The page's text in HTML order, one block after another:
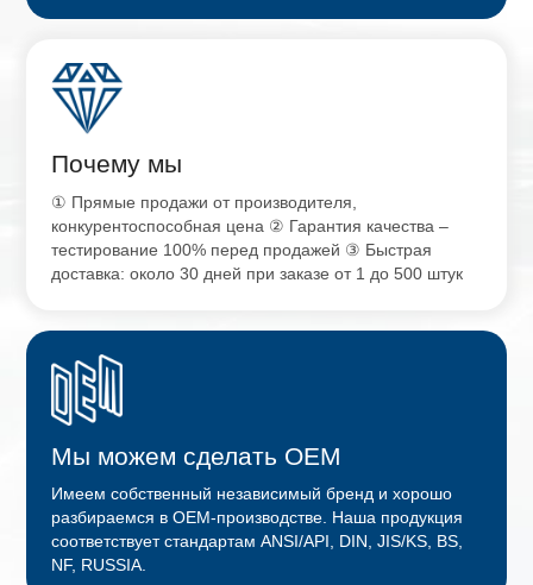
Почему мы
① Прямые продажи от производителя,
конкурентоспособная цена ② Гарантия качества –
тестирование 100% перед продажей ③ Быстрая
доставка: около 30 дней при заказе от 1 до 500 штук
Мы можем сделать OEM
Имеем собственный независимый бренд и хорошо
разбираемся в OEM-производстве. Наша продукция
соответствует стандартам ANSI/API, DIN, JIS/KS, BS,
NF, RUSSIA.